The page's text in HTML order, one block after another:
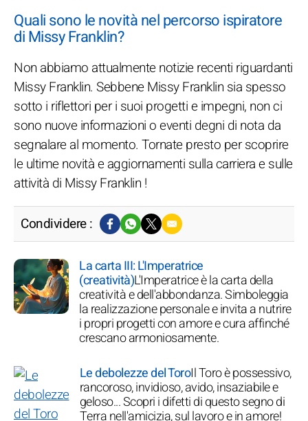
Quali sono le novità nel percorso ispiratore
di Missy Franklin?
Non abbiamo attualmente notizie recenti riguardanti
Missy Franklin. Sebbene Missy Franklin sia spesso
sotto i riflettori per i suoi progetti e impegni, non ci
sono nuove informazioni o eventi degni di nota da
segnalare al momento. Tornate presto per scoprire
le ultime novità e aggiornamenti sulla carriera e sulle
attività di Missy Franklin !
Condividere :
La carta III: L'Imperatrice
(creatività)L'Imperatrice è la carta della
creatività e dell'abbondanza. Simboleggia
la realizzazione personale e invita a nutrire
i propri progetti con amore e cura affinché
crescano armoniosamente.
Le debolezze del ToroIl Toro è possessivo,
rancoroso, invidioso, avido, insaziabile e
geloso... Scopri i difetti di questo segno di
Terra nell'amicizia, sul lavoro e in amore!